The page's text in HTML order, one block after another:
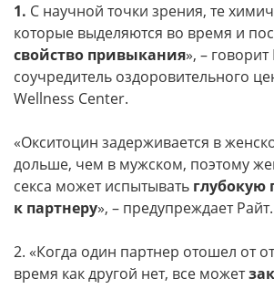
1. С научной точки зрения, те
которые выделяются во время и
свойство привыкания», –
соучредитель оздоровительного
Wellness Center.
«Окситоцин задерживается в
дольше, чем в мужском, поэтому
секса может испытывать глубокую
к партнеру», – предупреждает Райт.
2. «Когда один партнер отошел от
время как другой нет, все может